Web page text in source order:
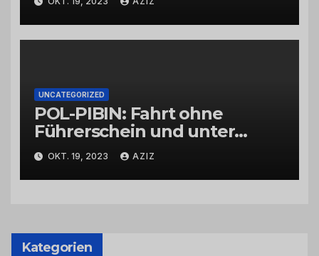
UNCATEGORIZED
POL-PIBIN: Fahrt ohne
Führerschein und unter
Einfluss von Drogen
OKT. 19, 2023 AZIZ
Kategorien